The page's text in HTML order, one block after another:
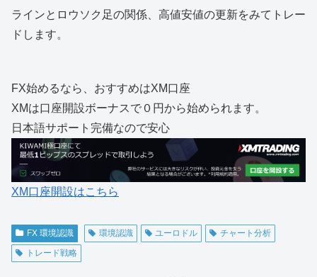
ラインとロウソク足の関係、高値安値の更新をみてトレー
ドします。
FX始めるなら、おすすめはXM口座
XMは口座開設ボーナスで０円から始められます。
日本語サポート完備なので安心
XM口座開設はこちら
FX 環境認識 環境認識 ユーロドル
チャート分析
トレード戦略